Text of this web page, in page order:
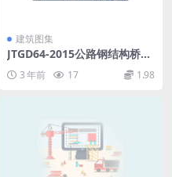
建筑图集
JTGD64-2015公路钢结构桥梁
3 年前 17 1.98